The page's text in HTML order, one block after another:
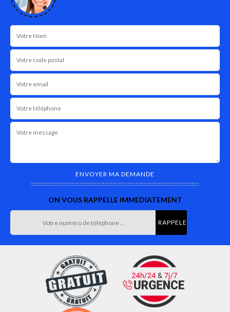
ON VOUS RAPPELLE IMMEDIATEMENT